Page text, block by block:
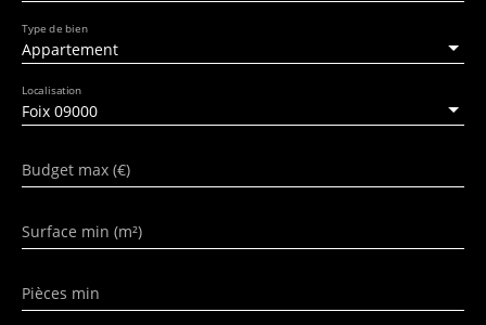
Appartement
Type de bien
Foix 09000
Localisation
Budget max (€)
Surface min (m²)
Pièces min